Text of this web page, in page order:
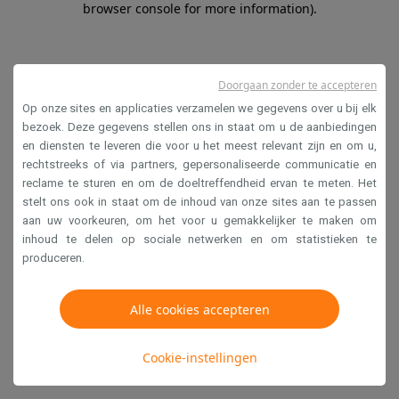
browser console for more information).
Op onze sites en applicaties verzamelen we gegevens over u bij elk
bezoek. Deze gegevens stellen ons in staat om u de aanbiedingen
en diensten te leveren die voor u het meest relevant zijn en om u,
rechtstreeks of via partners, gepersonaliseerde communicatie en
reclame te sturen en om de doeltreffendheid ervan te meten. Het
stelt ons ook in staat om de inhoud van onze sites aan te passen
aan uw voorkeuren, om het voor u gemakkelijker te maken om
inhoud te delen op sociale netwerken en om statistieken te
produceren.
Alle cookies accepteren
Cookie-instellingen
Doorgaan zonder te accepteren